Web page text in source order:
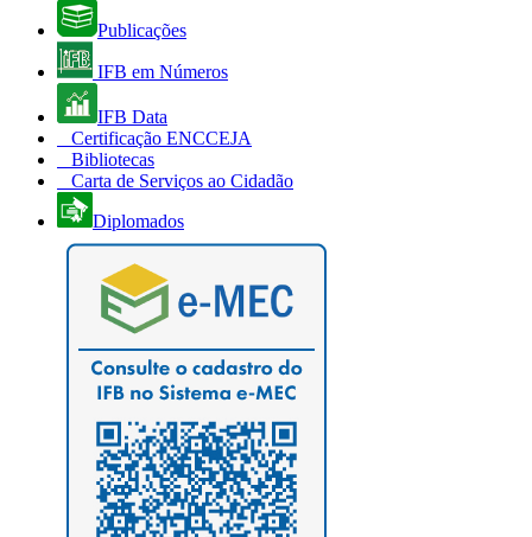
Publicações
IFB em Números
IFB Data
Certificação ENCCEJA
Bibliotecas
Carta de Serviços ao Cidadão
Diplomados